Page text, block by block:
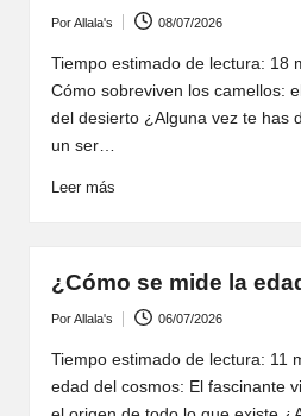
por
PorAllala's 08/07/2026
Tiempo estimado de lectura: 18
Cómo sobreviven los camellos:
del desierto ¿Alguna vez te has
un ser…
Leer más
¿Cómo se mide la
por
PorAllala's 06/07/2026
Tiempo estimado de lectura: 11
edad del cosmos: El fascinante